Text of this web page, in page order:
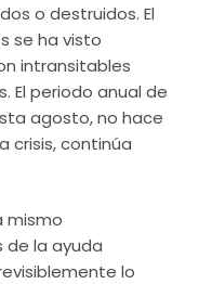
o destruidos. El
se ha visto
intransitables
El periodo anual de
agosto, no hace
continúa
mismo
la ayuda
lo